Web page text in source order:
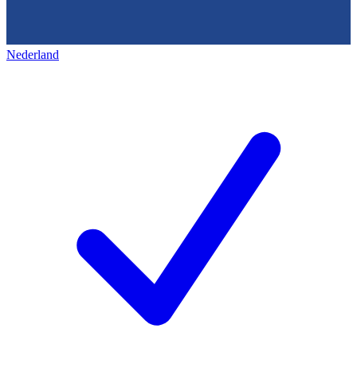
Nederland